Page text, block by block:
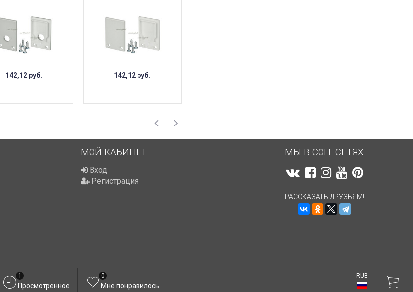
142,12 руб. 142,12 руб.
МОЙ КАБИНЕТ
Вход
Регистрация
МЫ В СОЦ. СЕТЯХ
РАССКАЗАТЬ ДРУЗЬЯМ!
Просмотренное
1
Мне понравилось
0 RUB